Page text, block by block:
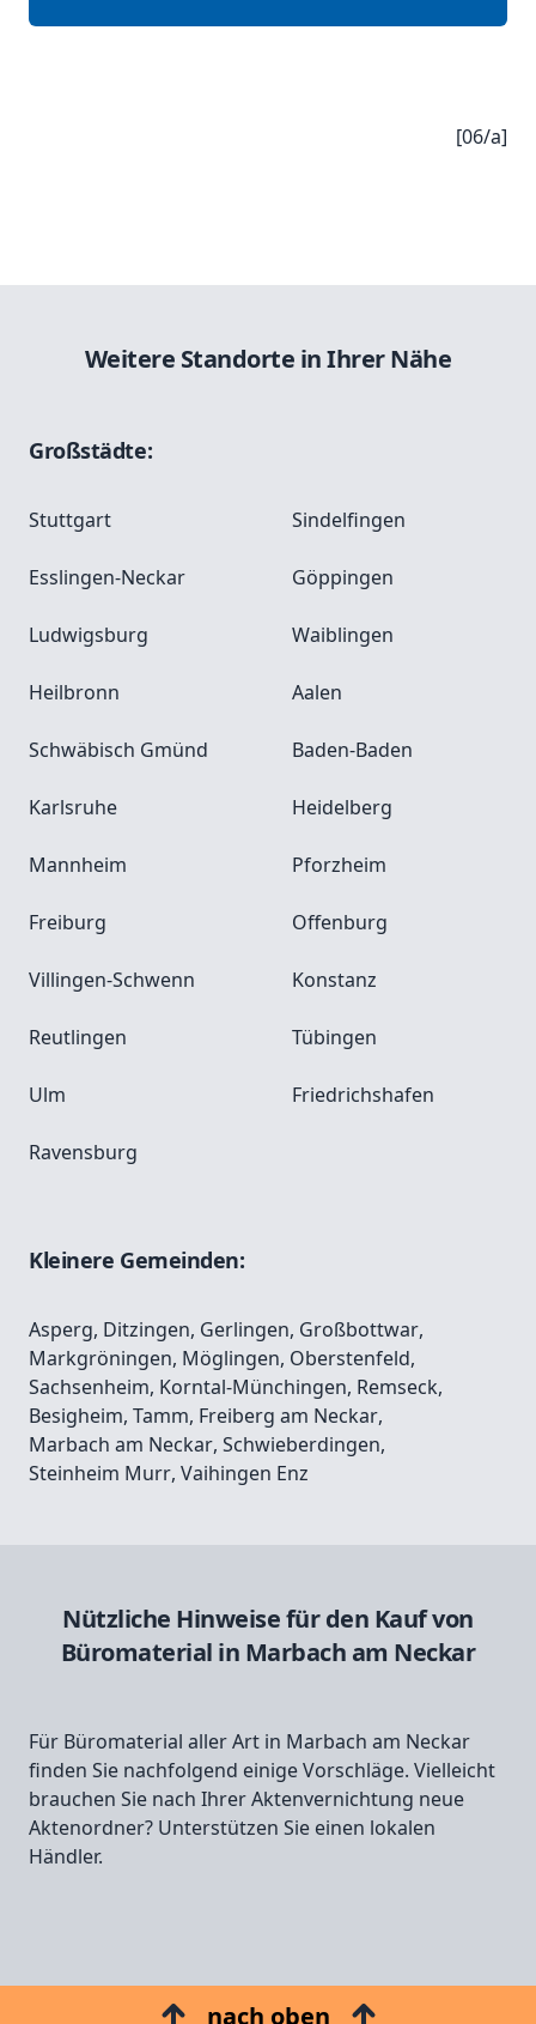
[06/a]
Weitere Standorte in Ihrer Nähe
Großstädte:
Stuttgart Sindelfingen
Esslingen-Neckar Göppingen
Ludwigsburg Waiblingen
Heilbronn Aalen
Schwäbisch Gmünd Baden-Baden
Karlsruhe Heidelberg
Mannheim Pforzheim
Freiburg Offenburg
Villingen-Schwenn Konstanz
Reutlingen Tübingen
Ulm Friedrichshafen
Ravensburg
Kleinere Gemeinden:
Asperg, Ditzingen, Gerlingen, Großbottwar,
Markgröningen, Möglingen, Oberstenfeld,
Sachsenheim, Korntal-Münchingen, Remseck,
Besigheim, Tamm, Freiberg am Neckar,
Marbach am Neckar, Schwieberdingen,
Steinheim Murr, Vaihingen Enz
Nützliche Hinweise für den Kauf von
Büromaterial in Marbach am Neckar
Für Büromaterial aller Art in Marbach am Neckar
finden Sie nachfolgend einige Vorschläge. Vielleicht
brauchen Sie nach Ihrer Aktenvernichtung neue
Aktenordner? Unterstützen Sie einen lokalen
Händler.
nach oben